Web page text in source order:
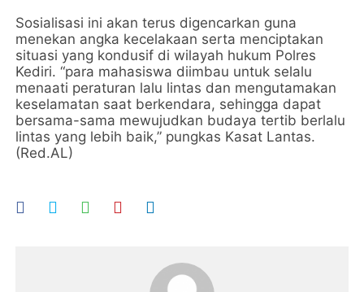
Sosialisasi ini akan terus digencarkan guna
menekan angka kecelakaan serta menciptakan
situasi yang kondusif di wilayah hukum Polres
Kediri. “para mahasiswa diimbau untuk selalu
menaati peraturan lalu lintas dan mengutamakan
keselamatan saat berkendara, sehingga dapat
bersama-sama mewujudkan budaya tertib berlalu
lintas yang lebih baik,” pungkas Kasat Lantas.
(Red.AL)